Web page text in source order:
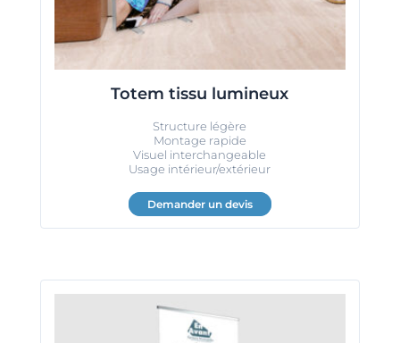
Totem tissu lumineux
Structure légère
Montage rapide
Visuel interchangeable
Usage intérieur/extérieur
Demander un devis